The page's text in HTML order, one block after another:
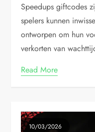
Speedups giftcodes
spelers kunnen
ontworpen om hun
verkorten van
Read More
10/03/2026